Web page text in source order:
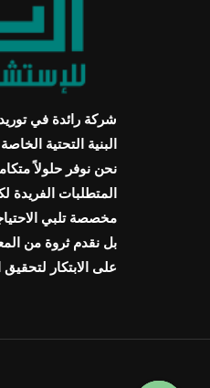
شركة رائدة في
البنية التحتية
نحن نوفر حلولاً
المتطلبات
مخصصة تلبي
بل نقدم ثروة من
على الابتكار لتحقيق